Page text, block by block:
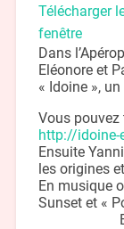
Télécharger
fenêtre
Dans
Eléonore et
« Idoine »,
Vous pouvez
http://
Ensuite
les origines
En musique
Sunset et «